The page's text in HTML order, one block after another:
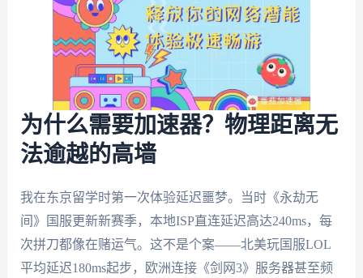
为什么需要加速器？物理距离无
法逾越的高墙
我在东京留学时第一次体验延迟噩梦。当时《永劫无
间》国服更新新赛季，本地ISP直连延迟高达240ms，每
次拼刀都像在赌运气。这不是个案——北美玩国服LOL
平均延迟180ms起步，欧洲连接《剑网3》服务器甚至频